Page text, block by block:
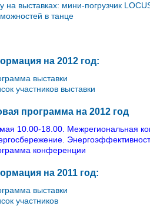
на выставках: мини-погрузчик
в танце
на 2012 год:
выставки
участников выставки
программа на 2012 год
10.00-18.00. Межрегиональная
конференции
на 2011 год:
выставки
участников